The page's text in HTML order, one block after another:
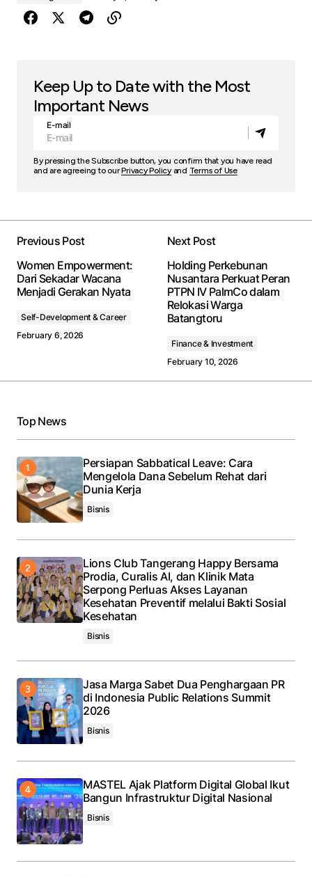
Keep Up to Date with the Most
Important News
E-mail
By pressing the Subscribe button, you confirm that you have read
and are agreeing to ourPrivacy Policyand Terms of Use
Previous Post
Women Empowerment:
Dari Sekadar Wacana
Menjadi Gerakan Nyata
Self-Development & Career
February 6, 2026
Next Post
Holding Perkebunan
Nusantara Perkuat Peran
PTPN IV PalmCo dalam
Relokasi Warga
Batangtoru
Finance & Investment
February 10, 2026
Top News
Persiapan Sabbatical Leave: Cara
Mengelola Dana Sebelum Rehat dari
Dunia Kerja
Bisnis
Lions Club Tangerang Happy Bersama
Prodia, Curalis AI, dan Klinik Mata
Serpong Perluas Akses Layanan
Kesehatan Preventif melalui Bakti Sosial
Kesehatan
Bisnis
Jasa Marga Sabet Dua Penghargaan PR
di Indonesia Public Relations Summit
2026
Bisnis
MASTEL Ajak Platform Digital Global Ikut
Bangun Infrastruktur Digital Nasional
Bisnis